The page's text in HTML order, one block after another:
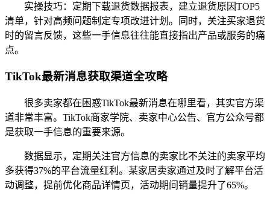
实操技巧：定期下载退货数据报表，建立退货原因TOP5
清单，针对高频问题制定专项改进计划。同时，关注买家退货
时的留言反馈，这些一手信息往往能直接指出产品或服务的痛
点。
TikTok最新消息获取渠道全攻略
很多卖家都在困惑TikTok最新消息在哪里看，其实官方渠
道非常丰富。TikTok商家学院、卖家中心公告、官方公众号都
是获取一手信息的重要来源。
数据显示，定期关注官方信息的卖家比不关注的卖家平均
多获得37%的平台流量红利。某家居卖家通过及时了解平台活
动调整，提前优化商品详情页，活动期间销量提升了65%。